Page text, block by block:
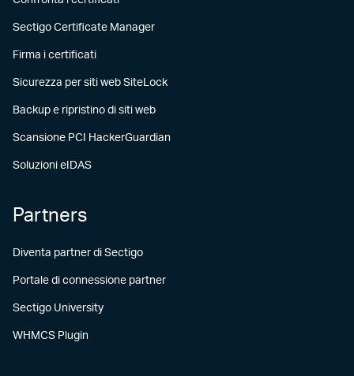
Sectigo Certificate Manager
Firma i certificati
Sicurezza per siti web SiteLock
Backup e ripristino di siti web
Scansione PCI HackerGuardian
Soluzioni eIDAS
Partners
Diventa partner di Sectigo
Portale di connessione partner
Sectigo University
WHMCS Plugin